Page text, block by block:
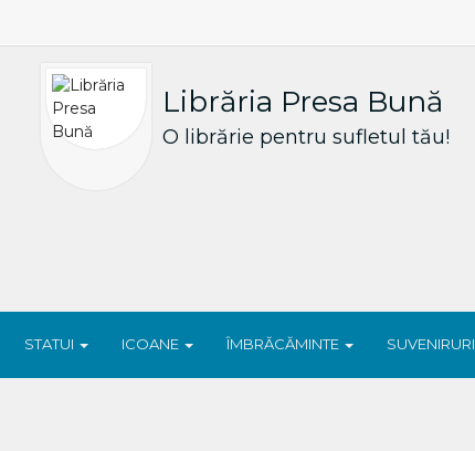
Librăria Presa Bună
O librărie pentru sufletul tău!
STATUI ICOANE ÎMBRĂCĂMINTE SUVENIRURI